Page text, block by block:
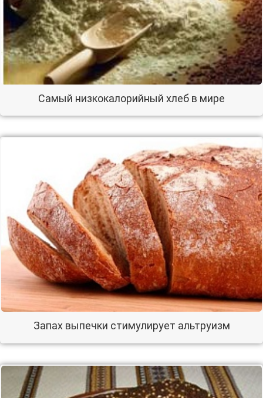
Самый низкокалорийный хлеб в мире
Запах выпечки стимулирует альтруизм